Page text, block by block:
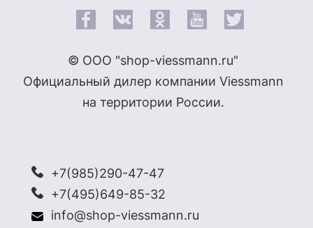
© ООО "shop-viessmann.ru"
Официальный дилер компании Viessmann
на территории России.
+7(985)290-47-47
+7(495)649-85-32
info@shop-viessmann.ru